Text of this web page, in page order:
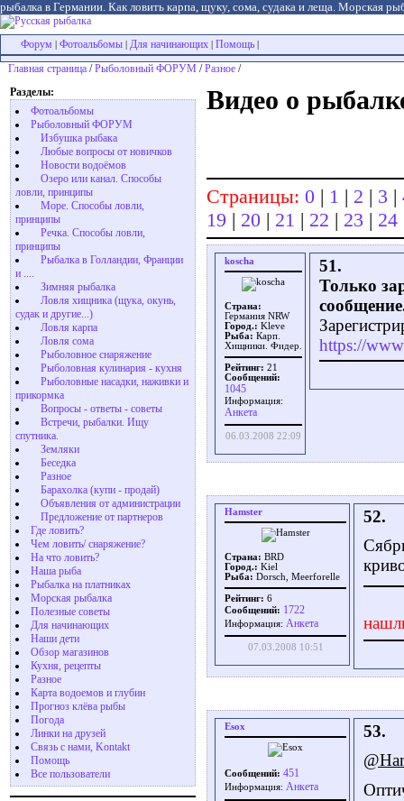
рыбалка в Германии. Как ловить карпа, щуку, сома, судака и леща. Морская
Форум Фотоальбомы Для начинающих Помощь
Главная страница /Рыболовный ФОРУМ /Разное /
Разделы:
Фотоальбомы
Рыболовный ФОРУМ
Избушка рыбака
Любые вопросы от новичков
Новости водоёмов
Озеро или канал. Способы
ловли, принципы
Море. Способы ловли,
принципы
Речка. Способы ловли,
принципы
Рыбалка в Голландии, Франции
и ....
Зимняя рыбалка
Ловля хищника (щука, окунь,
судак и другие...)
Ловля карпа
Ловля сома
Рыболовное снаряжение
Рыболовная кулинария - кухня
Рыболовные насадки, наживки и
прикормка
Вопросы - ответы - советы
Встречи, рыбалки. Ищу
спутника.
Земляки
Беседка
Разное
Барахолка (купи - продай)
Объявления от администрации
Предложение от партнеров
Где ловить?
Чем ловить/ снаряжение?
На что ловить?
Наша рыба
Рыбалка на платниках
Морская рыбалка
Полезные советы
Для начинающих
Наши дети
Обзор магазинов
Кухня, рецепты
Разное
Карта водоемов и глубин
Прогноз клёва рыбы
Погода
Линки на друзей
Связь с нами, Kontakt
Помощь
Все пользователи
Видео о
Страницы: 0 | 1 | 2 | 3 |
19 | 20 | 21 | 22 | 23 | 24
koscha
Страна:
Германия NRW
Город.: Kleve
Рыба: Карп.
Хищники. Фидер.
Рейтинг: 21
Сообщений:
1045
Информация:
Aнкета
06.03.2008 22:09
51.
Только
https://
Hamster
Страна: BRD
Город.: Kiel
Рыба: Dorsch, Meerforelle
Рейтинг: 6
Сообщений: 1722
Информация: Aнкета
07.03.2008 10:51
52.
Esox
Сообщений: 451
Информация: Aнкета
53.